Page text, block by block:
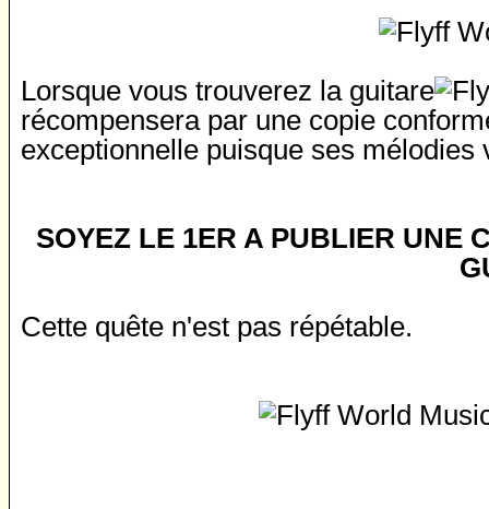
Lorsque vous trouverez la guitare
récompensera par une copie
exceptionnelle puisque ses
SOYEZ LE 1ER A PUBLIER UNE
Cette quête n'est pas répétable.